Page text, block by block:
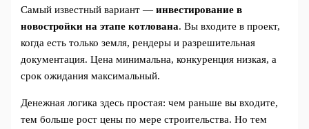
Самый известный вариант —инвестирование в
новостройки на этапе котлована. Вы входите в проект,
когда есть только земля, рендеры и разрешительная
документация. Цена минимальна, конкуренция низкая, а
срок ожидания максимальный.
Денежная логика здесь простая: чем раньше вы входите,
тем больше рост цены по мере строительства. Но тем